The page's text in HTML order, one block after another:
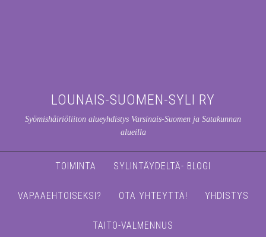
LOUNAIS-SUOMEN-SYLI RY
Syömishäiriöliiton alueyhdistys Varsinais-Suomen ja Satakunnan
alueilla
TOIMINTA SYLINTÄYDELTÄ- BLOGI
VAPAAEHTOISEKSI? OTA YHTEYTTÄ! YHDISTYS
TAITO-VALMENNUS